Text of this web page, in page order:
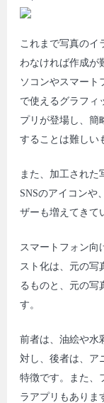
これまで写真のイ
わなければ作成が
ソコンやスマート
で使えるグラフィ
プリが登場し、簡
することは難しい
また、加工された
SNSのアイコンや
ザーも増えてきて
スマートフォン向
スト化は、元の写
るものと、元の写
す。
前者は、油絵や水
対し、後者は、ア
特徴です。また、
ラアプリもありま